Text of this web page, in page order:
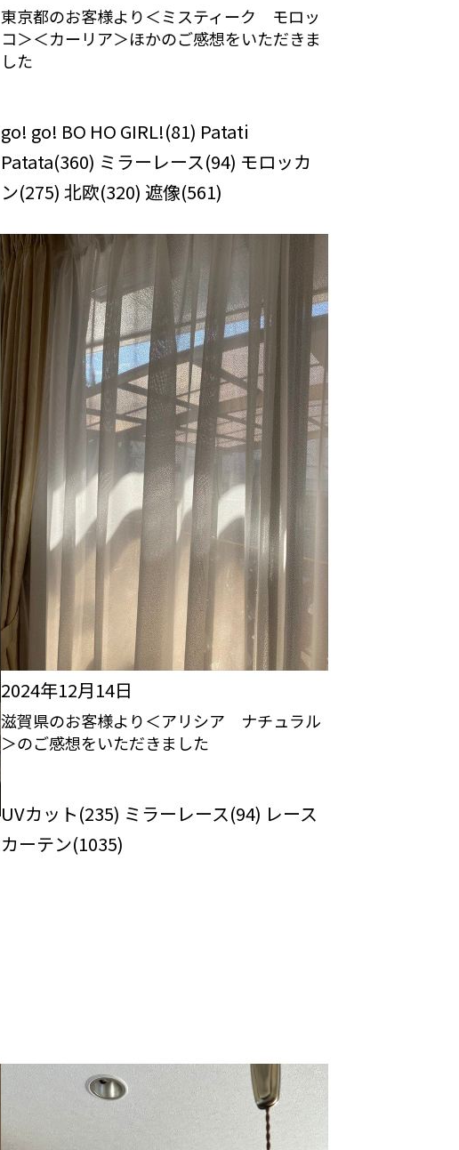
東京都のお客様より＜ミスティーク モロッ
コ＞＜カーリア＞ほかのご感想をいただきま
した
go! go! BO HO GIRL!(81) Patati
Patata(360) ミラーレース(94) モロッカ
ン(275) 北欧(320) 遮像(561)
2024年12月14日
滋賀県のお客様より＜アリシア ナチュラル
＞のご感想をいただきました
UVカット(235) ミラーレース(94) レース
カーテン(1035)